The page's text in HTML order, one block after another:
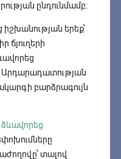
ընդունմամբ։
երեք՝
ճյուղերի
բարձրագույն
ձևավորեց
տալով